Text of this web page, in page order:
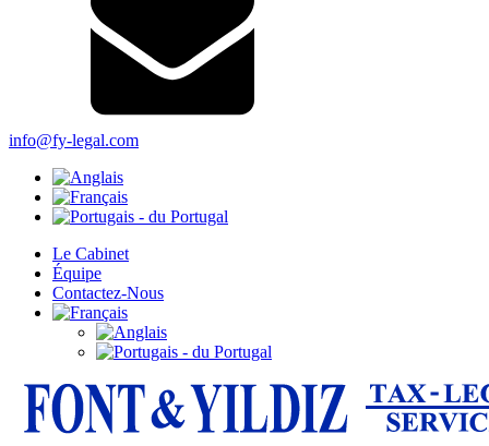
info@fy-legal.com
Le Cabinet
Équipe
Contactez-Nous